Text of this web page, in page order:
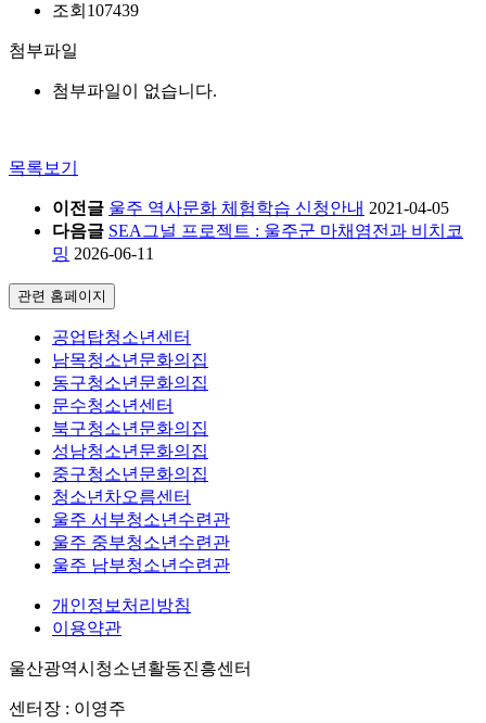
조회 107439
첨부파일
첨부파일이 없습니다.
목록보기
이전글 울주 역사문화 체험학습 신청안내 2021-04-05
다음글 SEA그널 프로젝트 : 울주군 마채염전과 비치코
밍 2026-06-11
관련 홈페이지
공업탑청소년센터
남목청소년문화의집
동구청소년문화의집
문수청소년센터
북구청소년문화의집
성남청소년문화의집
중구청소년문화의집
청소년차오름센터
울주 서부청소년수련관
울주 중부청소년수련관
울주 남부청소년수련관
개인정보처리방침
이용약관
울산광역시청소년활동진흥센터
센터장 : 이영주